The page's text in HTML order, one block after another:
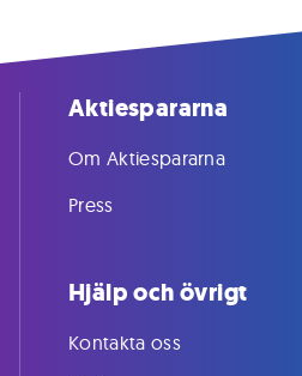
Aktiespararna
Om Aktiespararna
Press
Hjälp och övrigt
Kontakta oss